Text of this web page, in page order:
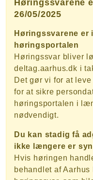
Høringssvarene
26/05/2025
Høringssvarene
høringsportalen
Høringssvar bliver
deltag.aarhus.dk i
Det gør vi for at
for at sikre
høringsportalen i
nødvendigt.
Du kan stadig få
ikke længere er
Hvis høringen
behandlet af